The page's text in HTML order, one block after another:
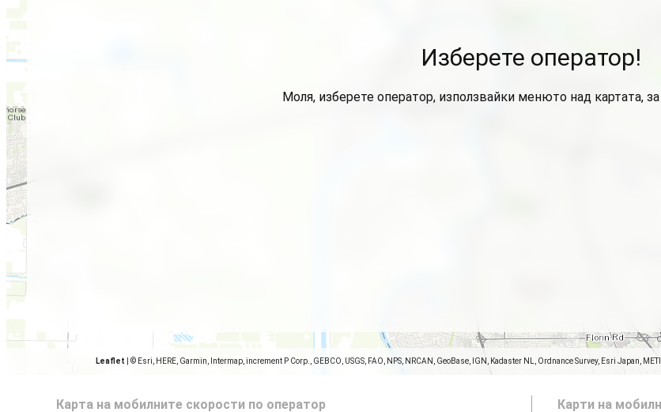
Leaflet © Esri, HERE, Garmin, Intermap, increment P Corp., GEBCO, USGS, FAO, NPS, NRCAN, GeoBase, IGN, Kadaster NL, Ordnance Survey, Esri Japan,
Изберете оператор!
Моля, изберете оператор, използвайки менюто над картата,
Карта на мобилните скорости по оператор
Карти на